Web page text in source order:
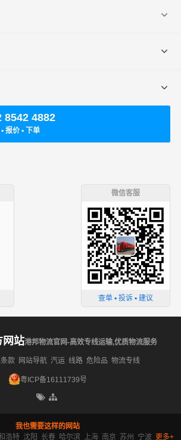
8542 4882
报价 ▪ 下单
微信客服
查单 ▪ 投诉 ▪ 建议
网站港邦物流官网-高效专线运输,优质物流服务
款 网站导航 汽运 线路 危险品 物流专线
粤ICP备16111739号
我也需要这样的网站
浩特 沈阳 长春 哈尔滨 上海 南京 苏州 宁波 更多+